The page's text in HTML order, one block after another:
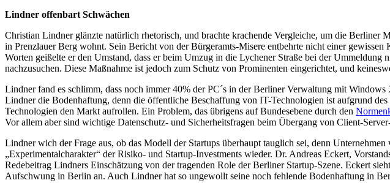
Lindner offenbart Schwächen
Christian Lindner glänzte natürlich rhetorisch, und brachte krachende Vergleiche, um die
in Prenzlauer Berg wohnt. Sein Bericht von der Bürgeramts-Misere entbehrte nicht einer
Worten geißelte er den Umstand, dass er beim Umzug in die Lychener Straße bei der
nachzusuchen. Diese Maßnahme ist jedoch zum Schutz von Prominenten eingerichtet, und
Lindner fand es schlimm, dass noch immer 40% der PC´s in der Berliner Verwaltung mit
Lindner die Bodenhaftung, denn die öffentliche Beschaffung von IT-Technologien ist aufgrund
Technologien den Markt aufrollen. Ein Problem, das übrigens auf Bundesebene durch den
Vor allem aber sind wichtige Datenschutz- und Sicherheitsfragen beim Übergang von Client-
Lindner wich der Frage aus, ob das Modell der Startups überhaupt tauglich sei, denn
„Experimentalcharakter“ der Risiko- und Startup-Investments wieder. Dr. Andreas Eckert,
Redebeitrag Lindners Einschätzung von der tragenden Role der Berliner Startup-Szene. Eckert
Aufschwung in Berlin an. Auch Lindner hat so ungewollt seine noch fehlende Bodenhaftung in